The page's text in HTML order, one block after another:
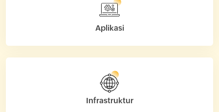
Aplikasi
Infrastruktur